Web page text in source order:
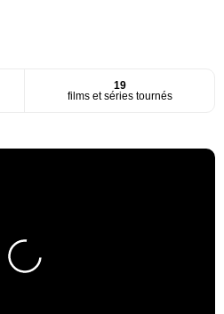
19
films et séries tournés